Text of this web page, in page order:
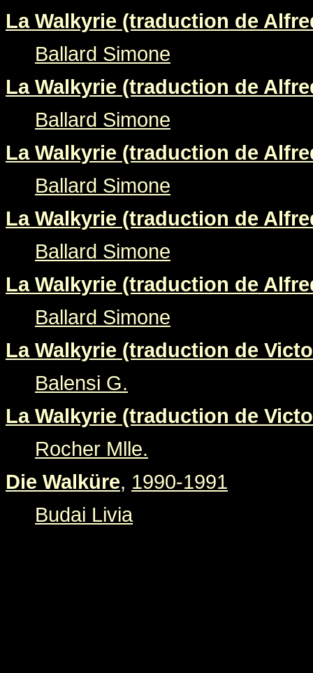
La Walkyrie (traduction de
Ballard Simone
La Walkyrie (traduction de
Ballard Simone
La Walkyrie (traduction de
Ballard Simone
La Walkyrie (traduction de
Ballard Simone
La Walkyrie (traduction de
Ballard Simone
La Walkyrie (traduction de
Balensi G.
La Walkyrie (traduction de
Rocher Mlle.
Die Walküre, 1990-1991
Budai Livia